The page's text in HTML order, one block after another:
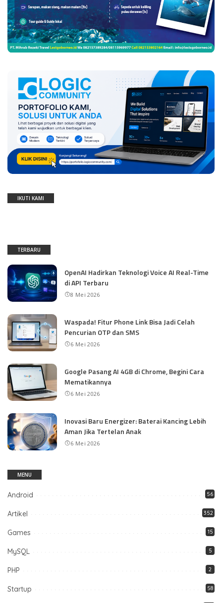
IKUTI KAMI
TERBARU
OpenAI Hadirkan Teknologi Voice AI Real-Time
di API Terbaru
8 Mei 2026
Waspada! Fitur Phone Link Bisa Jadi Celah
Pencurian OTP dan SMS
6 Mei 2026
Google Pasang AI 4GB di Chrome, Begini Cara
Mematikannya
6 Mei 2026
Inovasi Baru Energizer: Baterai Kancing Lebih
Aman Jika Tertelan Anak
6 Mei 2026
MENU
Android 56
Artikel 352
Games 15
MySQL 5
PHP 2
Startup 58